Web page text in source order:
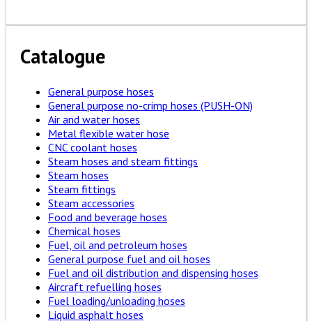
Catalogue
General purpose hoses
General purpose no-crimp hoses (PUSH-ON)
Air and water hoses
Metal flexible water hose
CNC coolant hoses
Steam hoses and steam fittings
Steam hoses
Steam fittings
Steam accessories
Food and beverage hoses
Chemical hoses
Fuel, oil and petroleum hoses
General purpose fuel and oil hoses
Fuel and oil distribution and dispensing hoses
Aircraft refuelling hoses
Fuel loading/unloading hoses
Liquid asphalt hoses